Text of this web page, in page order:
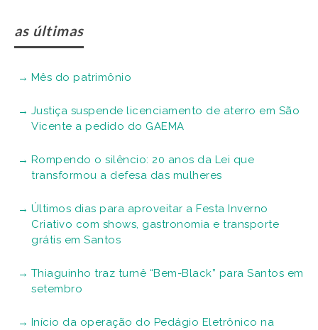
as últimas
Mês do patrimônio
Justiça suspende licenciamento de aterro em São
Vicente a pedido do GAEMA
Rompendo o silêncio: 20 anos da Lei que
transformou a defesa das mulheres
Últimos dias para aproveitar a Festa Inverno
Criativo com shows, gastronomia e transporte
grátis em Santos
Thiaguinho traz turnê “Bem-Black” para Santos em
setembro
Início da operação do Pedágio Eletrônico na